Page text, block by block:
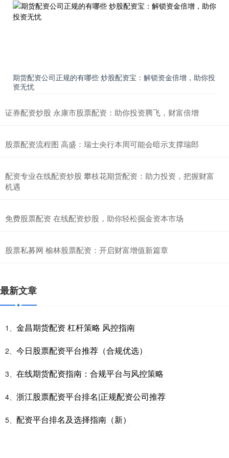
期货配资公司正规的有哪些 炒股配资宝：解锁资金倍增，助你投
资无忧
证券配资炒股 永康市股票配资：助你投资腾飞，财富倍增
股票配资流程图 高盛：瑞士央行本周可能会暗示支撑瑞郎
配资专业在线配资炒股 攀枝花期货配资：助力投资，把握财富
机遇
免费股票配资 在线配资炒股，助你轻松掘金资本市场
股票私募网 榆林股票配资：开启财富增值新篇章
最新文章
1、 金昌期货配资 杠杆策略 风控指南
2、 今日股票配资平台推荐（合规优选）
3、 在线期货配资指南：合规平台与风控策略
4、 浙江股票配资平台排名|正规配资公司推荐
5、 配资平台排名及选择指南（新）